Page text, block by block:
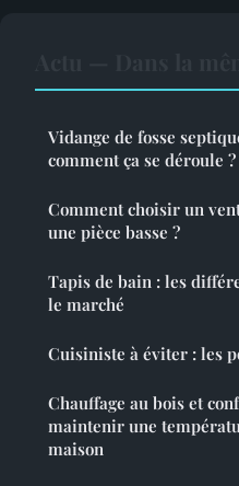
Vidange de fosse
comment ça se déroule ?
Comment choisir un
une pièce basse ?
Tapis de bain : les
le marché
Cuisiniste à éviter : les
Chauffage au bois et
maintenir une
maison